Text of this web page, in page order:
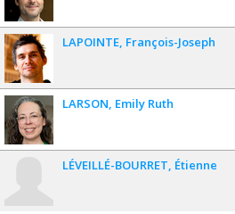
LAPOINTE François-Joseph
LARSON Emily Ruth
LÉVEILLÉ-BOURRET Étienne